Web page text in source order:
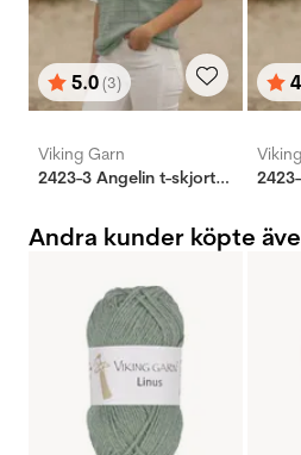
Betyg:
5.0(3)
utav 5 stjärnor
Viking Garn
2423-3 Angelin t-skjorte mintgrønn
Andra kunder köpte